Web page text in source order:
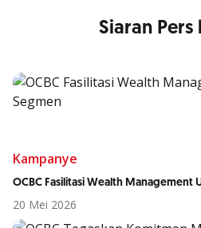
Siaran Pers
Kampanye
OCBC Fasilitasi Wealth Management
20 Mei 2026